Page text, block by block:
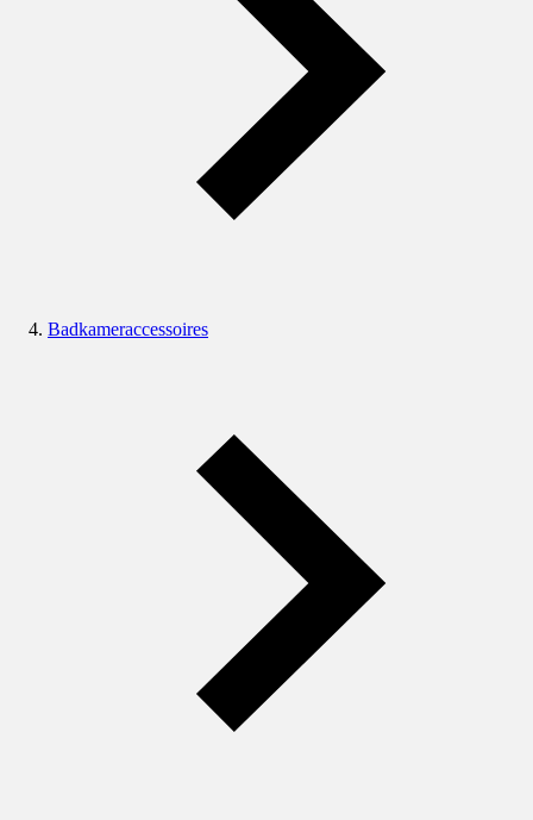
Badkameraccessoires